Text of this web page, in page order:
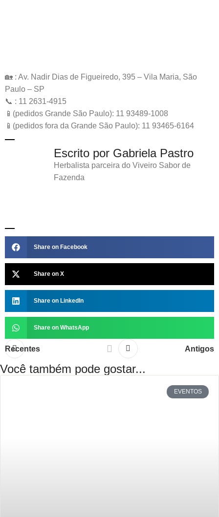
🏡 : Av. Nadir Dias de Figueiredo, 395 – Vila Maria, São
Paulo – SP
📞 : 11 2631-4915
📱(pedidos Grande São Paulo): 11 93489-1008
📱(pedidos fora da Grande São Paulo): 11 93465-6164
Escrito por Gabriela Pastro
Herbalista parceira do Viveiro Sabor de
Fazenda
Share on Facebook
Share on X
Share on LinkedIn
Share on WhatsApp
Recentes Antigos
Você também pode gostar...
EVENTOS